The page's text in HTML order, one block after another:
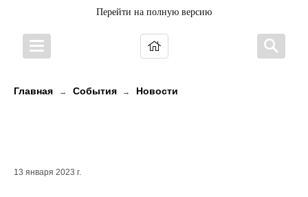
Перейти на полную версию
Главная → События → Новости
13 января 2023 г.